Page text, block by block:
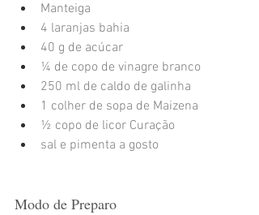
Manteiga
4 laranjas bahia
40 g de acúcar
¼ de copo de vinagre branco
250 ml de caldo de galinha
1 colher de sopa de Maizena
½ copo de licor Curação
sal e pimenta a gosto
Modo de Preparo